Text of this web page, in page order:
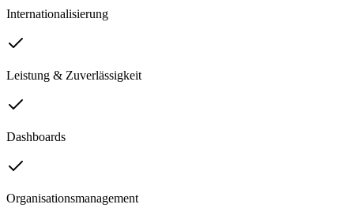
Internationalisierung
Leistung & Zuverlässigkeit
Dashboards
Organisationsmanagement